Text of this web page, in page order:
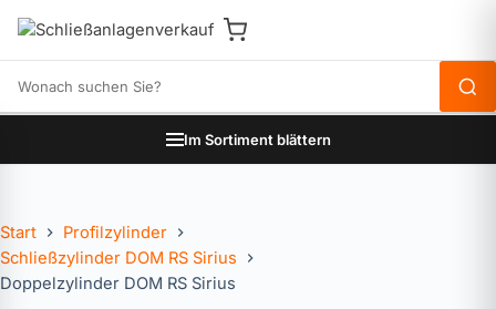
Im Sortiment blättern
Start
Profilzylinder
Schließzylinder DOM RS Sirius
Doppelzylinder DOM RS Sirius